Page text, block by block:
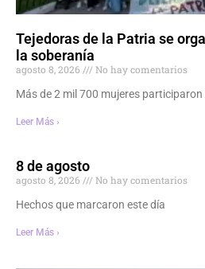
Tejedoras de la Patria se
la soberanía
agosto 8, 2026
No hay comentarios
Más de 2 mil 700 mujeres
Leer Más ›
8 de agosto
agosto 8, 2026
No hay comentarios
Hechos que marcaron este día
Leer Más ›